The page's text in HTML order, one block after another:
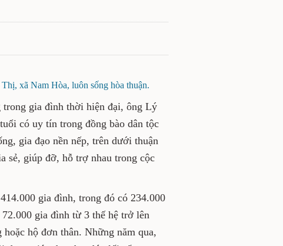
xã Nam Hòa, luôn sống hòa thuận.
gia đình thời hiện đại, ông Lý
có uy tín trong đồng bào dân tộc
gia đạo nền nếp, trên dưới thuận
sẻ, giúp đỡ, hỗ trợ nhau trong cộc
gia đình, trong đó có 234.000
gia đình từ 3 thế hệ trở lên
hộ đơn thân. Những năm qua,